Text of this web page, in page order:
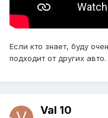
Если кто знает, буду
подходит от других авто.
Val 10